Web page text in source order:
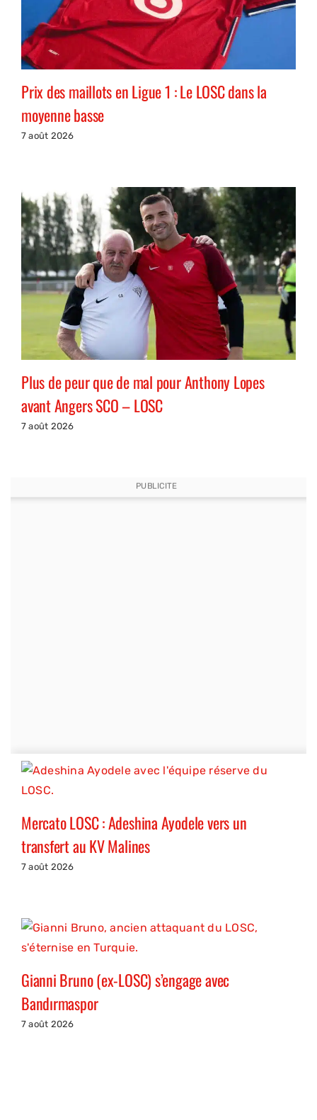
Prix des maillots en Ligue 1 : Le LOSC dans la
moyenne basse
7 août 2026
Plus de peur que de mal pour Anthony Lopes
avant Angers SCO – LOSC
7 août 2026
PUBLICITE
Mercato LOSC : Adeshina Ayodele vers un
transfert au KV Malines
7 août 2026
Gianni Bruno (ex-LOSC) s’engage avec
Bandırmaspor
7 août 2026